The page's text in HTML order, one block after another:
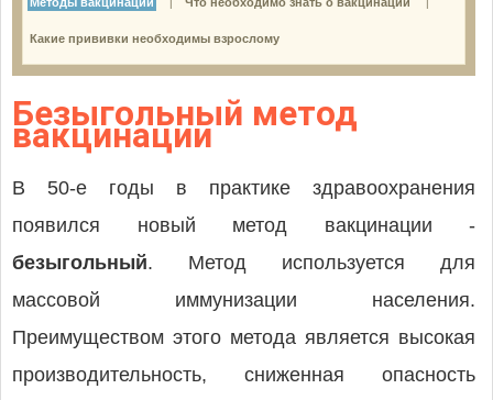
Методы вакцинации Что необходимо знать о вакцинации
Какие прививки необходимы взрослому
Безыгольный метод
вакцинации
В 50-е годы в практике здравоохранения
появился новый метод вакцинации -
безыгольный. Метод используется для
массовой иммунизации населения.
Преимуществом этого метода является высокая
производительность, сниженная опасность